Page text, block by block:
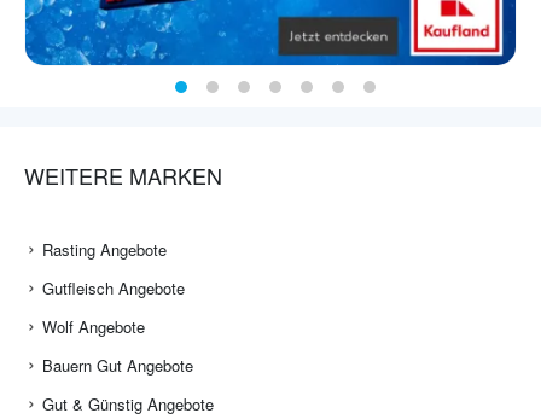
WEITERE MARKEN
Rasting Angebote
Gutfleisch Angebote
Wolf Angebote
Bauern Gut Angebote
Gut & Günstig Angebote